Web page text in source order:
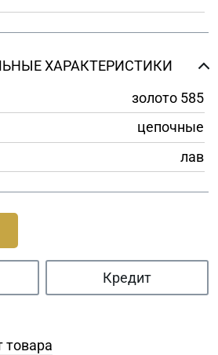
ХАРАКТЕРИСТИКИ
золото 585
цепочные
лав
Кредит
товара